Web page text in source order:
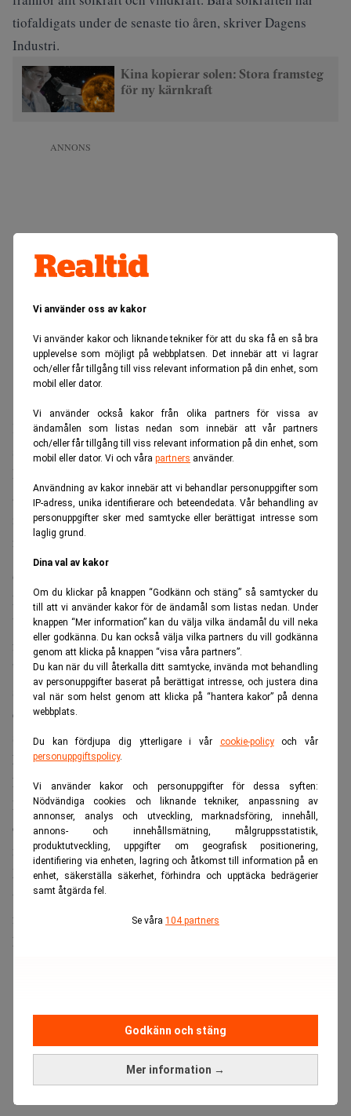
Vi använder oss av kakor
Vi använder kakor och liknande tekniker för att du ska få en så bra
upplevelse som möjligt på webbplatsen. Det innebär att vi lagrar
och/eller får tillgång till viss relevant information på din enhet, som
mobil eller dator.
Vi använder också kakor från olika partners för vissa av
ändamålen som listas nedan som innebär att vår partners
och/eller får tillgång till viss relevant information på din enhet, som
mobil eller dator. Vi och våra partners använder.
Användning av kakor innebär att vi behandlar personuppgifter som
IP-adress, unika identifierare och beteendedata. Vår behandling av
personuppgifter sker med samtycke eller berättigat intresse som
laglig grund.
Dina val av kakor
Om du klickar på knappen “Godkänn och stäng” så samtycker du
till att vi använder kakor för de ändamål som listas nedan. Under
knappen “Mer information” kan du välja vilka ändamål du vill neka
eller godkänna. Du kan också välja vilka partners du vill godkänna
genom att klicka på knappen “visa våra partners”.
Du kan när du vill återkalla ditt samtycke, invända mot behandling
av personuppgifter baserat på berättigat intresse, och justera dina
val när som helst genom att klicka på “hantera kakor” på denna
webbplats.
Du kan fördjupa dig ytterligare i vår cookie-policyoch vår
personuppgiftspolicy.
Vi använder kakor och personuppgifter för dessa syften:
Nödvändiga cookies och liknande tekniker, anpassning av
annonser, analys och utveckling, marknadsföring, innehåll,
annons- och innehållsmätning, målgruppsstatistik,
produktutveckling, uppgifter om geografisk positionering,
identifiering via enheten, lagring och åtkomst till information på en
enhet, säkerställa säkerhet, förhindra och upptäcka bedrägerier
samt åtgärda fel.
Se våra 104 partners
Mer information →
Godkänn och stäng
tiofaldigats under de senaste tio åren, skriverDagens
Industri.
Kina kopierar solen: Stora framsteg
för ny kärnkraft
ANNONS
Kina har också blivit till en central marknad för elbilar
som har förbättrat den tidigare så ökända Peking-luften.
Både elbilarna och solpanelerna har tillverkats med hjälp
av statliga subventioner och förmånliga banklån. Det får
ibland företag i väst att tala om en orättvis global marknad
när kinesiska företag lyckas ta fram billigare produkter.
Öppnar också kolkraftverk
Enligt Helena Löfgren, Kina-expert knuten till
Utrikespolitiska institutet, kan man dock inte förklara hela
framgången utifrån detta.
”Jag tror också att det handlar om att de är otroligt
skickliga på det de gör och att konkurrensen är stenhård i
deras stängda ekosystem. Och det verkar ha gynnat dem”,
säger hon tillSvenska Dagbladet
Missa inte:Kan Sveriges regering verkligen knäcka de
kinesiska nätjättarna? E55
Men Kina är inte bara elbilar och ren energi. Här öppnas
också kolkraftverk och andra energikällor med betydligt
mer negativ påverkan på miljön.
Xis strategi är att inte fasa ut den gamla teknologin för
tidigt innan den nya har tagit över. Det har varit en
framgångsrik strategi för industrin, men de striktare
klimatmålen i Parisavtalet blir betydligt tuffare att nå.